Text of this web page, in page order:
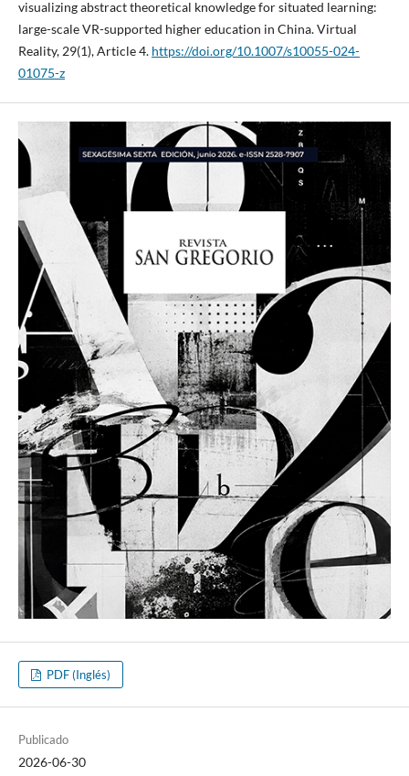
visualizing abstract theoretical knowledge for situated learning:
large-scale VR-supported higher education in China. Virtual
Reality, 29(1), Article 4. https://doi.org/10.1007/s10055-024-
01075-z
PDF (Inglés)
Publicado
2026-06-30